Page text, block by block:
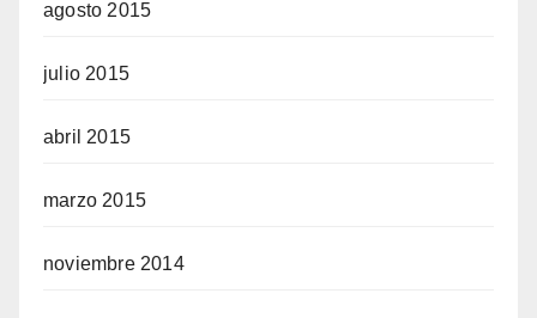
agosto 2015
julio 2015
abril 2015
marzo 2015
noviembre 2014